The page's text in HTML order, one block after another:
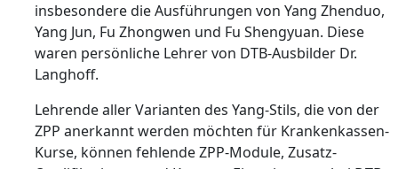
insbesondere die Ausführungen von Yang Zhenduo,
Yang Jun, Fu Zhongwen und Fu Shengyuan. Diese
waren persönliche Lehrer von DTB-Ausbilder Dr.
Langhoff.
Lehrende aller Varianten des Yang-Stils, die von der
ZPP anerkannt werden möchten für Krankenkassen-
Kurse, können fehlende ZPP-Module, Zusatz-